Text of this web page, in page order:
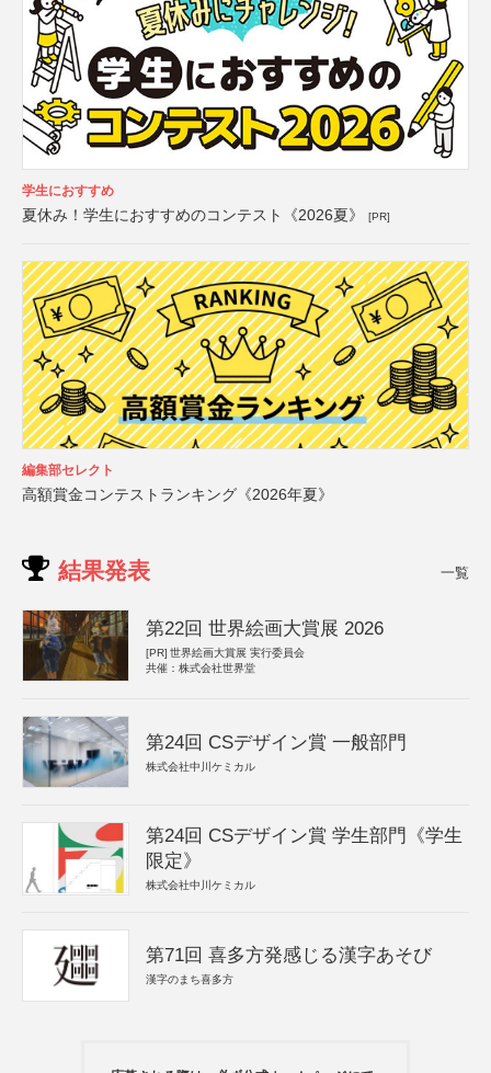
学生におすすめ
夏休み！学生におすすめのコンテスト《2026夏》 [PR]
編集部セレクト
高額賞金コンテストランキング《2026年夏》
結果発表 一覧
第22回 世界絵画大賞展 2026
[PR] 世界絵画大賞展 実行委員会
共催：株式会社世界堂
第24回 CSデザイン賞 一般部門
株式会社中川ケミカル
第24回 CSデザイン賞 学生部門《学生
限定》
株式会社中川ケミカル
第71回 喜多方発感じる漢字あそび
漢字のまち喜多方